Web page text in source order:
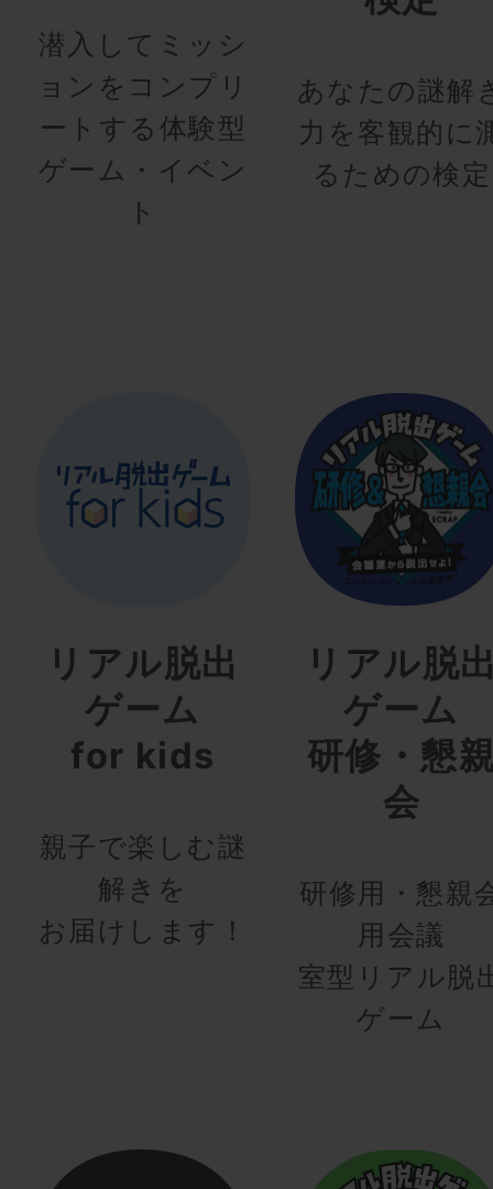
潜入してミッシ
ョンをコンプリ
ートする体験型
ゲーム・イベン
ト
あなたの謎解
力を客観的に
るための検定
リアル脱出
ゲーム
for kids
親子で楽しむ謎
解きを
お届けします！
リアル脱
ゲーム
研修・懇
会
研修用・懇親
用会議
室型リアル脱
ゲーム